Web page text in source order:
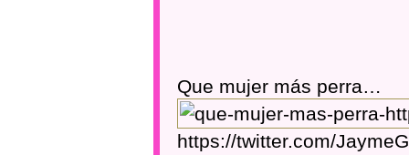
Que mujer más perra…
https://twitter.com/